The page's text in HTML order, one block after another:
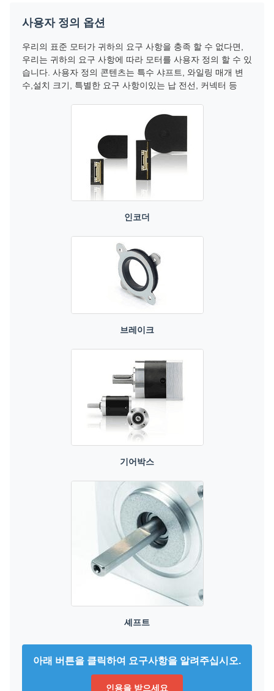
사용자 정의 옵션
우리의 표준 모터가 귀하의 요구 사항을 충족 할 수 없다면,
우리는 귀하의 요구 사항에 따라 모터를 사용자 정의 할 수 있
습니다. 사용자 정의 콘텐츠는 특수 샤프트, 와일링 매개 변
수,설치 크기, 특별한 요구 사항이있는 납 전선, 커넥터 등
인코더
브레이크
기어박스
셰프트
아래 버튼을 클릭하여 요구사항을 알려주십시오.
인용을 받으세요